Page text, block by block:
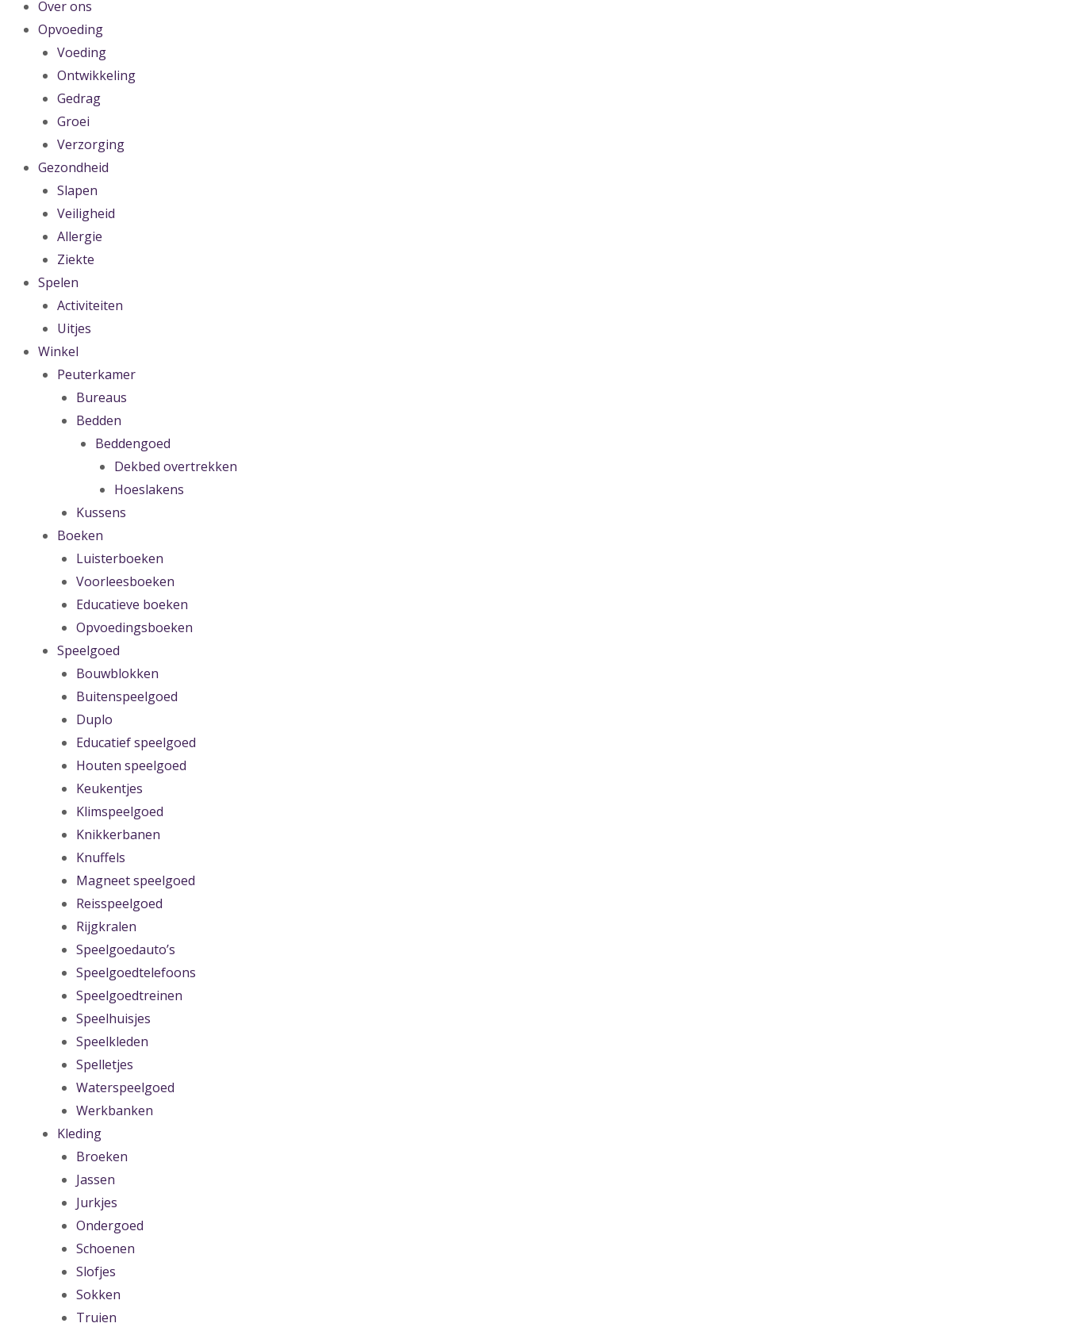
Over ons
Opvoeding
Voeding
Ontwikkeling
Gedrag
Groei
Verzorging
Gezondheid
Slapen
Veiligheid
Allergie
Ziekte
Spelen
Activiteiten
Uitjes
Winkel
Peuterkamer
Bureaus
Bedden
Beddengoed
Dekbed overtrekken
Hoeslakens
Kussens
Boeken
Luisterboeken
Voorleesboeken
Educatieve boeken
Opvoedingsboeken
Speelgoed
Bouwblokken
Buitenspeelgoed
Duplo
Educatief speelgoed
Houten speelgoed
Keukentjes
Klimspeelgoed
Knikkerbanen
Knuffels
Magneet speelgoed
Reisspeelgoed
Rijgkralen
Speelgoedauto’s
Speelgoedtelefoons
Speelgoedtreinen
Speelhuisjes
Speelkleden
Spelletjes
Waterspeelgoed
Werkbanken
Kleding
Broeken
Jassen
Jurkjes
Ondergoed
Schoenen
Slofjes
Sokken
Truien